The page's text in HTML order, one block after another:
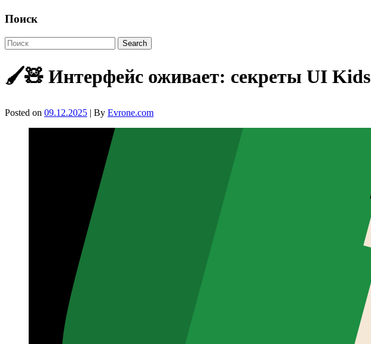
Поиск
🖌️🧸 Интерфейс оживает: секреты UI Kids
Posted on 09.12.2025 | By Evrone.com